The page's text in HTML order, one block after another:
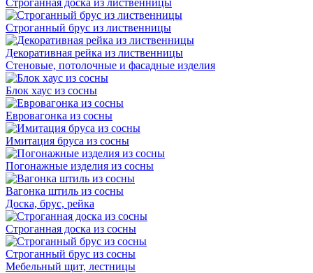
Строганный брус из лиственницы
Декоративная рейка из лиственницы
Стеновые, потолочные и фасадные изделия
Блок хаус из сосны
Евровагонка из сосны
Имитация бруса из сосны
Погонажные изделия из сосны
Вагонка штиль из сосны
Доска, брус, рейка
Строганная доска из сосны
Строганный брус из сосны
Мебельный щит, лестницы